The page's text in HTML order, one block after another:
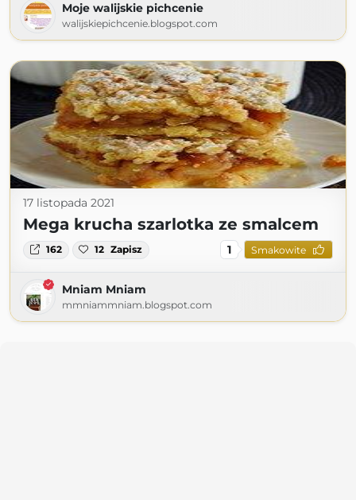
Moje walijskie pichcenie
walijskiepichcenie.blogspot.com
17 listopada 2021
Mega krucha szarlotka ze smalcem
162 12 Zapisz 1 Smakowite
Mniam Mniam
mmniammniam.blogspot.com